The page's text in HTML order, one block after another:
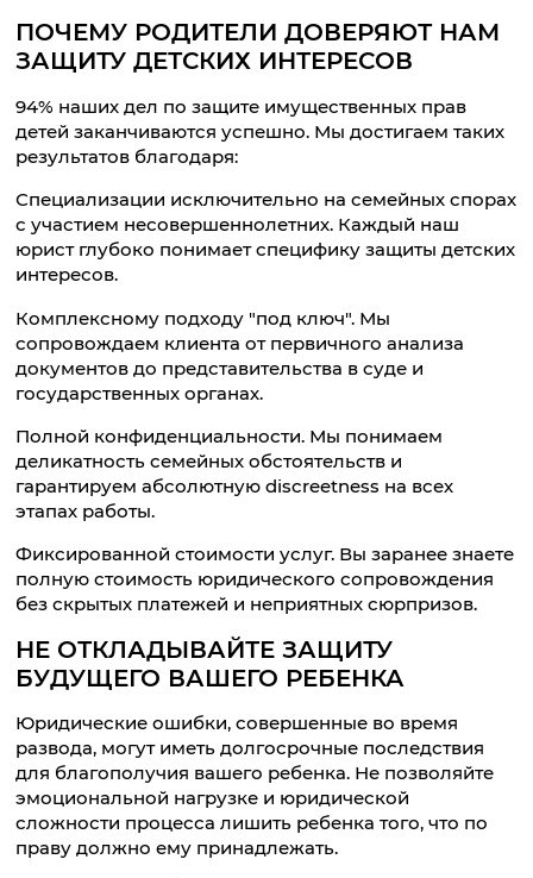
ПОЧЕМУ РОДИТЕЛИ ДОВЕРЯЮТ НАМ
ЗАЩИТУ ДЕТСКИХ ИНТЕРЕСОВ
94% наших дел по защите имущественных прав
детей заканчиваются успешно. Мы достигаем таких
результатов благодаря:
Специализации исключительно на семейных спорах
с участием несовершеннолетних. Каждый наш
юрист глубоко понимает специфику защиты детских
интересов.
Комплексному подходу "под ключ". Мы
сопровождаем клиента от первичного анализа
документов до представительства в суде и
государственных органах.
Полной конфиденциальности. Мы понимаем
деликатность семейных обстоятельств и
гарантируем абсолютную discreetness на всех
этапах работы.
Фиксированной стоимости услуг. Вы заранее знаете
полную стоимость юридического сопровождения
без скрытых платежей и неприятных сюрпризов.
НЕ ОТКЛАДЫВАЙТЕ ЗАЩИТУ
БУДУЩЕГО ВАШЕГО РЕБЕНКА
Юридические ошибки, совершенные во время
развода, могут иметь долгосрочные последствия
для благополучия вашего ребенка. Не позволяйте
эмоциональной нагрузке и юридической
сложности процесса лишить ребенка того, что по
праву должно ему принадлежать.